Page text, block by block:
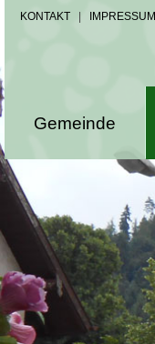
KONTAKT IMPRESSUM
Gemeinde